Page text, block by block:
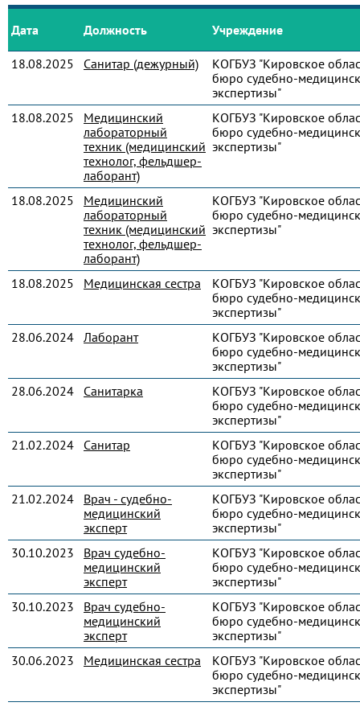
Дата Должность Учреждение
18.08.2025 Санитар (дежурный)
КОГБУЗ "Кировское
бюро судебно-
экспертизы"
18.08.2025
Медицинский
лабораторный
техник (медицинский
технолог, фельдшер-
лаборант)
КОГБУЗ "Кировское
бюро судебно-
экспертизы"
18.08.2025
Медицинский
лабораторный
техник (медицинский
технолог, фельдшер-
лаборант)
КОГБУЗ "Кировское
бюро судебно-
экспертизы"
18.08.2025 Медицинская сестра
КОГБУЗ "Кировское
бюро судебно-
экспертизы"
28.06.2024 Лаборант
КОГБУЗ "Кировское
бюро судебно-
экспертизы"
28.06.2024
Санитарка
КОГБУЗ "Кировское
бюро судебно-
экспертизы"
21.02.2024
Санитар
КОГБУЗ "Кировское
бюро судебно-
экспертизы"
21.02.2024
Врач - судебно-
медицинский
эксперт
КОГБУЗ "Кировское
бюро судебно-
экспертизы"
30.10.2023
Врач судебно-
медицинский
эксперт
КОГБУЗ "Кировское
бюро судебно-
экспертизы"
30.10.2023
Врач судебно-
медицинский
эксперт
КОГБУЗ "Кировское
бюро судебно-
экспертизы"
30.06.2023
Медицинская сестра
КОГБУЗ "Кировское
бюро судебно-
экспертизы"